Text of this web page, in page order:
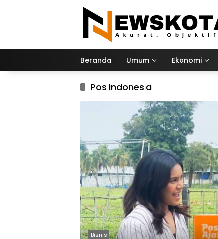
Beranda Umum Ekonomi
Pos Indonesia
Bisnis